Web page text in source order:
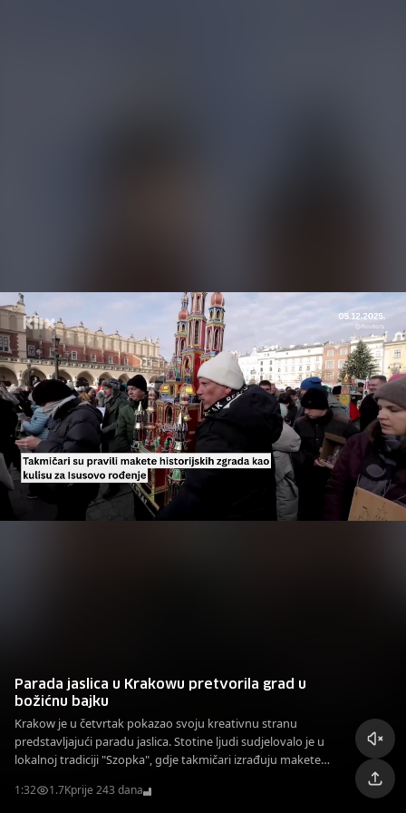
Parada jaslica u Krakowu pretvorila grad u
božićnu bajku
Krakow je u četvrtak pokazao svoju kreativnu stranu
predstavljajući paradu jaslica. Stotine ljudi sudjelovalo je u
lokalnoj tradiciji "Szopka", gdje takmičari izrađuju makete
rođenje.
1:32 1.7Kprije 243 dana